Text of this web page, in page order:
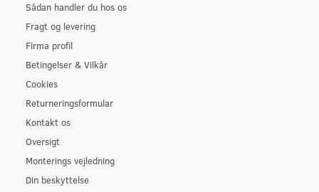
Sådan handler du hos os
Fragt og levering
Firma profil
Betingelser & Vilkår
Cookies
Returneringsformular
Kontakt os
Oversigt
Monterings vejledning
Din beskyttelse